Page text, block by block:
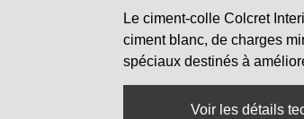
Le ciment-colle Colcret
ciment blanc, de charges
spéciaux destinés à
Voir les détails